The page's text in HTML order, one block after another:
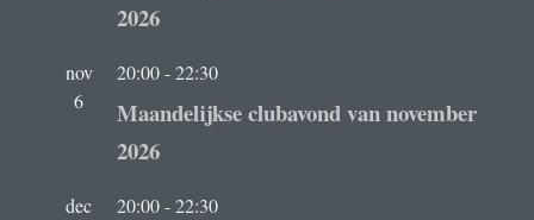
2026
nov
6
20:00-22:30
Maandelijkse clubavond van november
2026
dec
20:00-22:30